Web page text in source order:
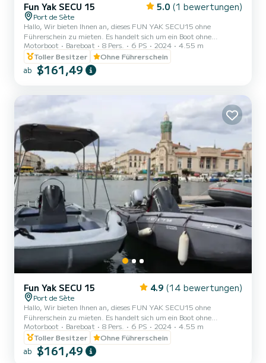
Fun Yak SECU 15 5.0 (1 bewertungen)
Port de Sète
Hallo, Wir bieten Ihnen an, dieses FUN YAK SECU15 ohne
Führerschein zu mieten. Es handelt sich um ein Boot ohne
Führerschein mit einem 6 PS Benzinmotor. Es ist für maximal 8
Personen zugelassen. Es eignet sich ideal, um eine angenehme Zeit
mit der Familie oder Freunden zu verbringen. Zögern Sie nicht,
mich über das Nachrichtensystem SAMBOAT zu kontaktieren, um
Motorboot Bareboat 8 Pers. 6 PS 2024
4.55 m
Toller Besitzer
Ohne Führerschein
ab $161,49
Fun Yak SECU 15 4.9 (14 bewertungen)
Port de Sète
Hallo, Wir bieten Ihnen an, dieses FUN YAK SECU15 ohne
Führerschein zu mieten. Es handelt sich um ein Boot ohne
Führerschein mit einem 6 PS Benzinmotor. Es ist für maximal 8
Personen zugelassen. Es eignet sich ideal, um eine angenehme Zeit
mit der Familie oder Freunden zu verbringen. Zögern Sie nicht,
mich über das Nachrichtensystem SAMBOAT zu kontaktieren, um
Motorboot Bareboat 8 Pers. 6 PS 2024
4.55 m
Toller Besitzer
Ohne Führerschein
ab $161,49